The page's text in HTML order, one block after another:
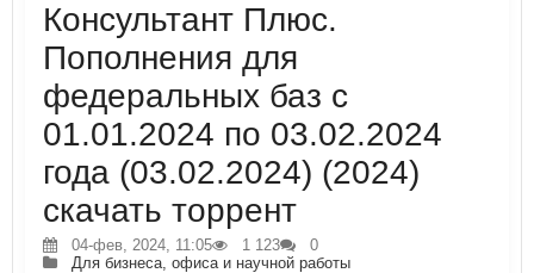
Консультант Плюс.
Пополнения для
федеральных баз с
01.01.2024 по 03.02.2024
года (03.02.2024) (2024)
скачать торрент
04-фев, 2024, 11:05 1 123
0
Для бизнеса, офиса и научной работы